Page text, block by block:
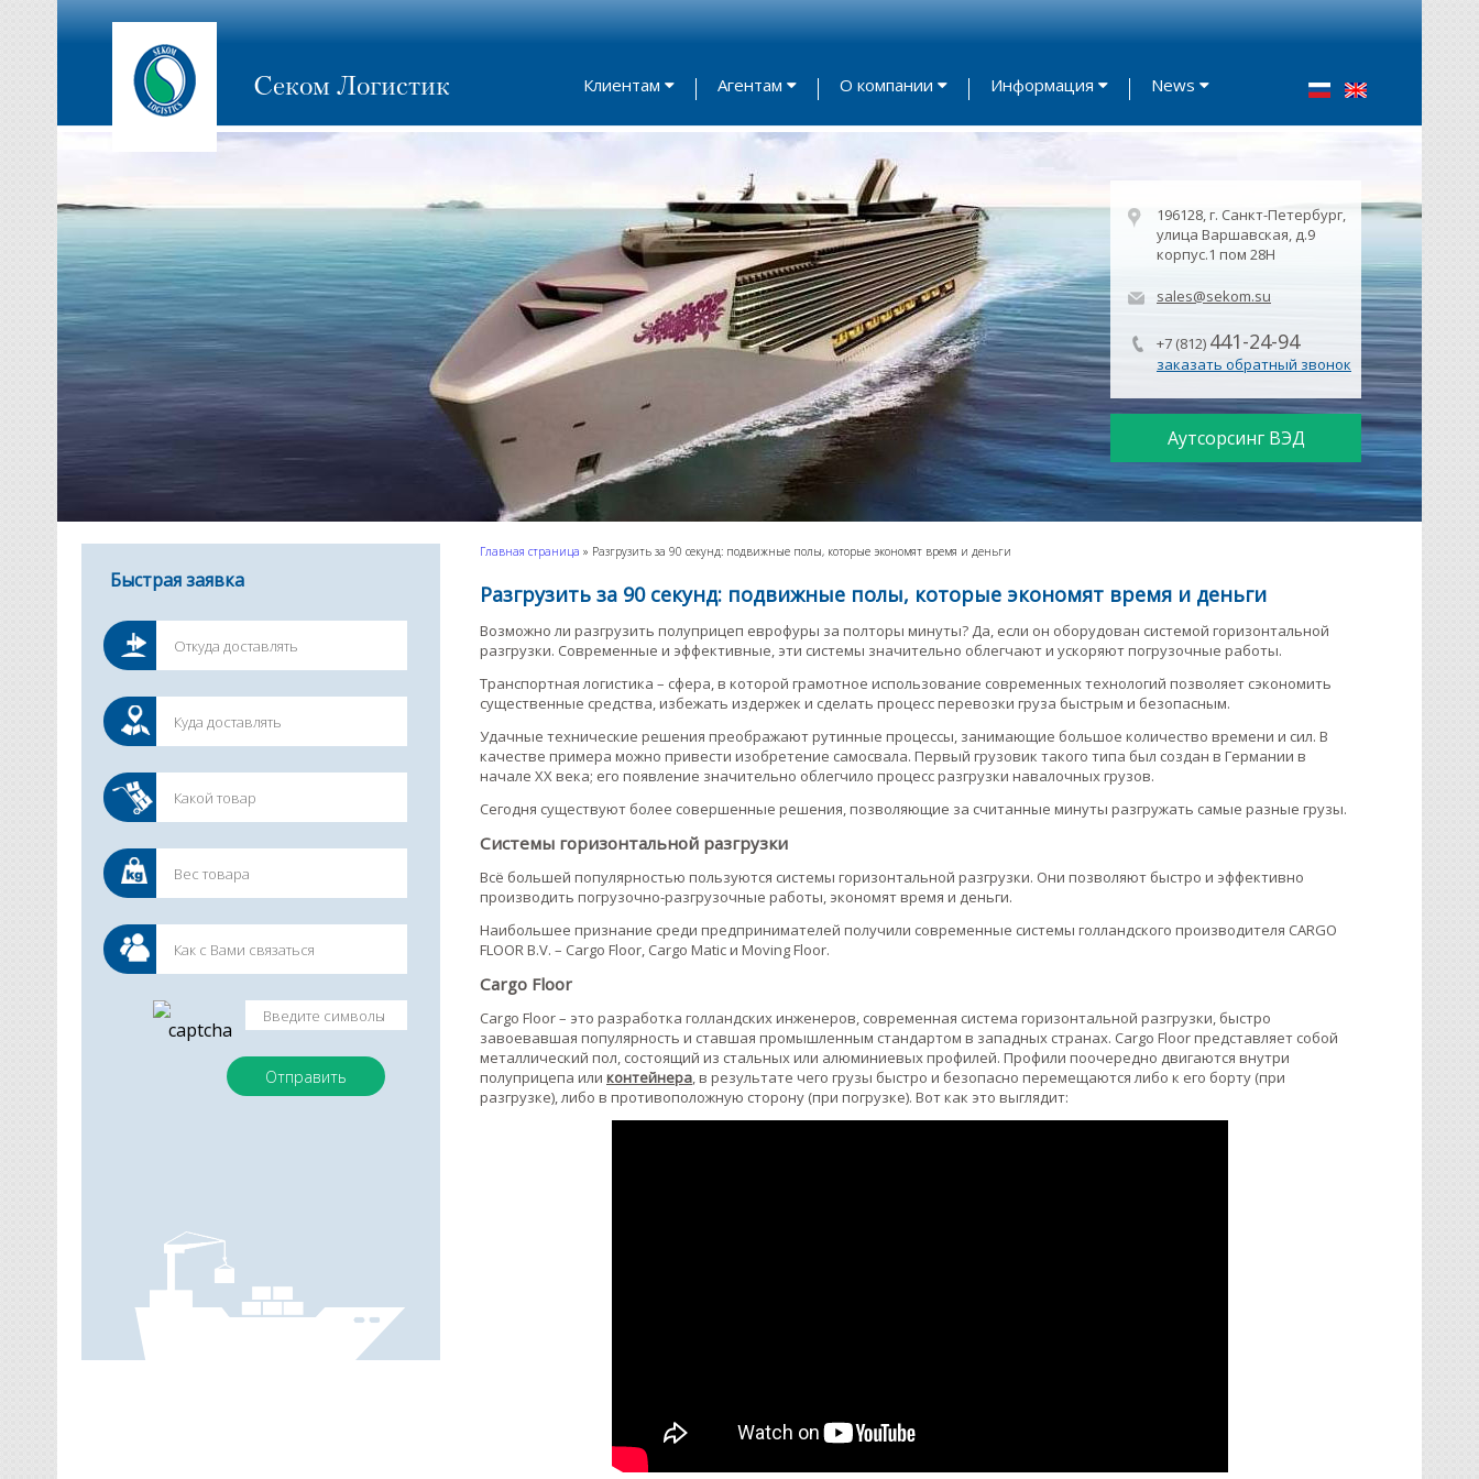
Секом Логистик Клиентам Агентам О компании Информация News
196128, г. Санкт-Петербург,
улица Варшавская, д.9
корпус.1 пом 28Н
sales@sekom.su
+7 (812) 441-24-94
заказать обратный звонок
Аутсорсинг ВЭД
Быстрая заявка
Главная страница » Разгрузить за 90 секунд: подвижные полы, которые экономят время и деньги
Разгрузить за 90 секунд: подвижные полы, которые экономят время и деньги
Возможно ли разгрузить полуприцеп еврофуры за полторы минуты? Да, если он оборудован системой горизонтальной
разгрузки. Современные и эффективные, эти системы значительно облегчают и ускоряют погрузочные работы.
Транспортная логистика – сфера, в которой грамотное использование современных технологий позволяет сэкономить
существенные средства, избежать издержек и сделать процесс перевозки груза быстрым и безопасным.
Удачные технические решения преображают рутинные процессы, занимающие большое количество времени и сил. В
качестве примера можно привести изобретение самосвала. Первый грузовик такого типа был создан в Германии в
начале ХХ века; его появление значительно облегчило процесс разгрузки навалочных грузов.
Сегодня существуют более совершенные решения, позволяющие за считанные минуты разгружать самые разные грузы.
Системы горизонтальной разгрузки
Всё большей популярностью пользуются системы горизонтальной разгрузки. Они позволяют быстро и эффективно
производить погрузочно-разгрузочные работы, экономят время и деньги.
Наибольшее признание среди предпринимателей получили современные системы голландского производителя CARGO
FLOOR B.V. – Cargo Floor, Cargo Matic и Moving Floor.
Cargo Floor
Cargo Floor – это разработка голландских инженеров, современная система горизонтальной разгрузки, быстро
завоевавшая популярность и ставшая промышленным стандартом в западных странах. Cargo Floor представляет собой
металлический пол, состоящий из стальных или алюминиевых профилей. Профили поочередно двигаются внутри
полуприцепа или контейнера, в результате чего грузы быстро и безопасно перемещаются либо к его борту (при
разгрузке), либо в противоположную сторону (при погрузке). Вот как это выглядит: